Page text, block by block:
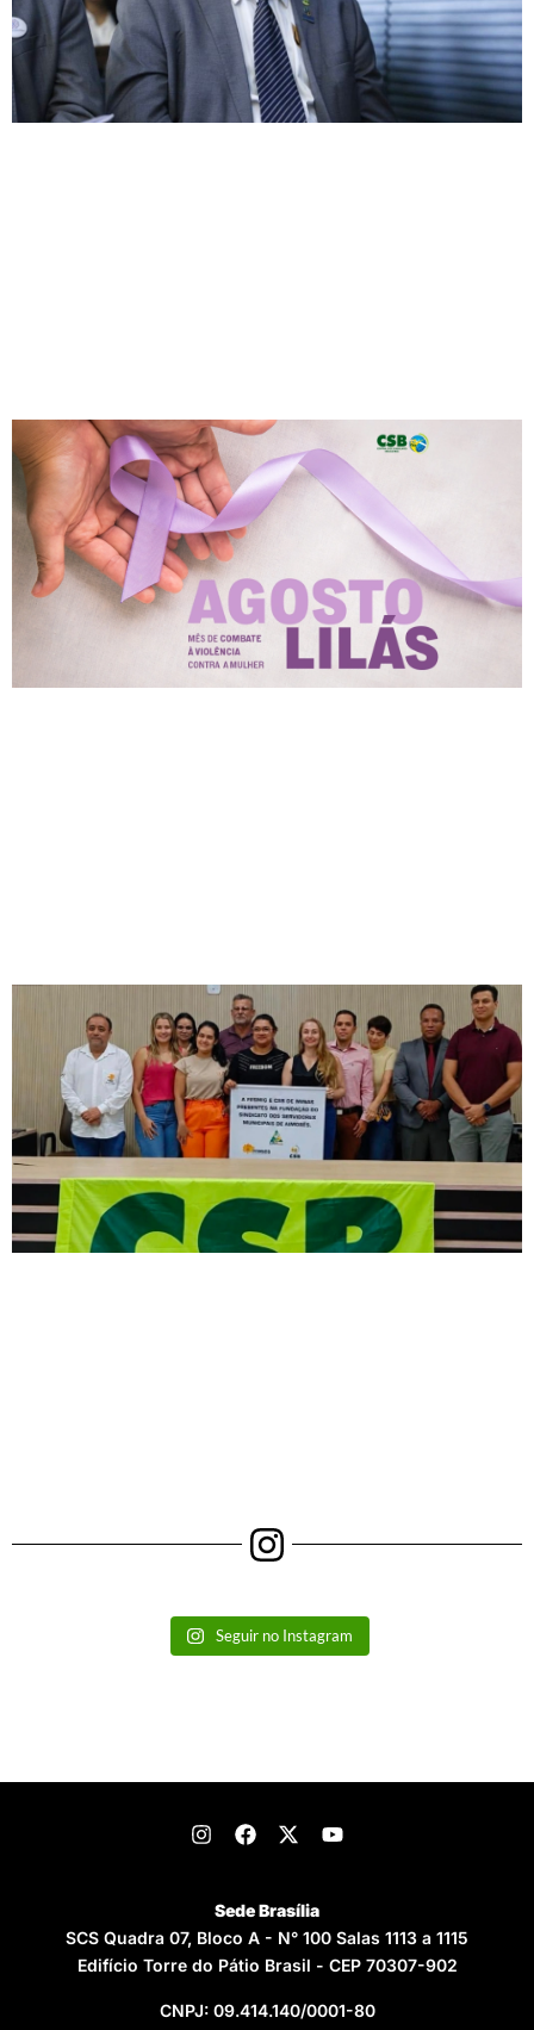
Seguir no Instagram
Sede Brasília
SCS Quadra 07, Bloco A - N° 100 Salas 1113 a 1115
Edifício Torre do Pátio Brasil - CEP 70307-902
CNPJ: 09.414.140/0001-80